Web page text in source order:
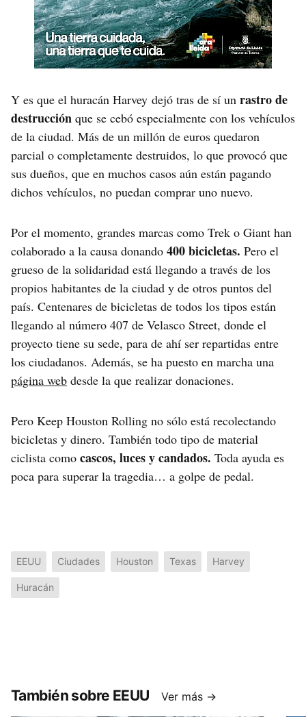
Y es que el huracán Harvey dejó tras de sí un rastro de
destrucción que se cebó especialmente con los vehículos
de la ciudad. Más de un millón de euros quedaron
parcial o completamente destruidos, lo que provocó que
sus dueños, que en muchos casos aún están pagando
dichos vehículos, no puedan comprar uno nuevo.
Por el momento, grandes marcas como Trek o Giant han
colaborado a la causa donando 400 bicicletas. Pero el
grueso de la solidaridad está llegando a través de los
propios habitantes de la ciudad y de otros puntos del
país. Centenares de bicicletas de todos los tipos están
llegando al número 407 de Velasco Street, donde el
proyecto tiene su sede, para de ahí ser repartidas entre
los ciudadanos. Además, se ha puesto en marcha una
página web desde la que realizar donaciones.
Pero Keep Houston Rolling no sólo está recolectando
bicicletas y dinero. También todo tipo de material
ciclista como cascos, luces y candados. Toda ayuda es
poca para superar la tragedia… a golpe de pedal.
EEUU Ciudades Houston Texas Harvey
Huracán
También sobre EEUU Ver más →